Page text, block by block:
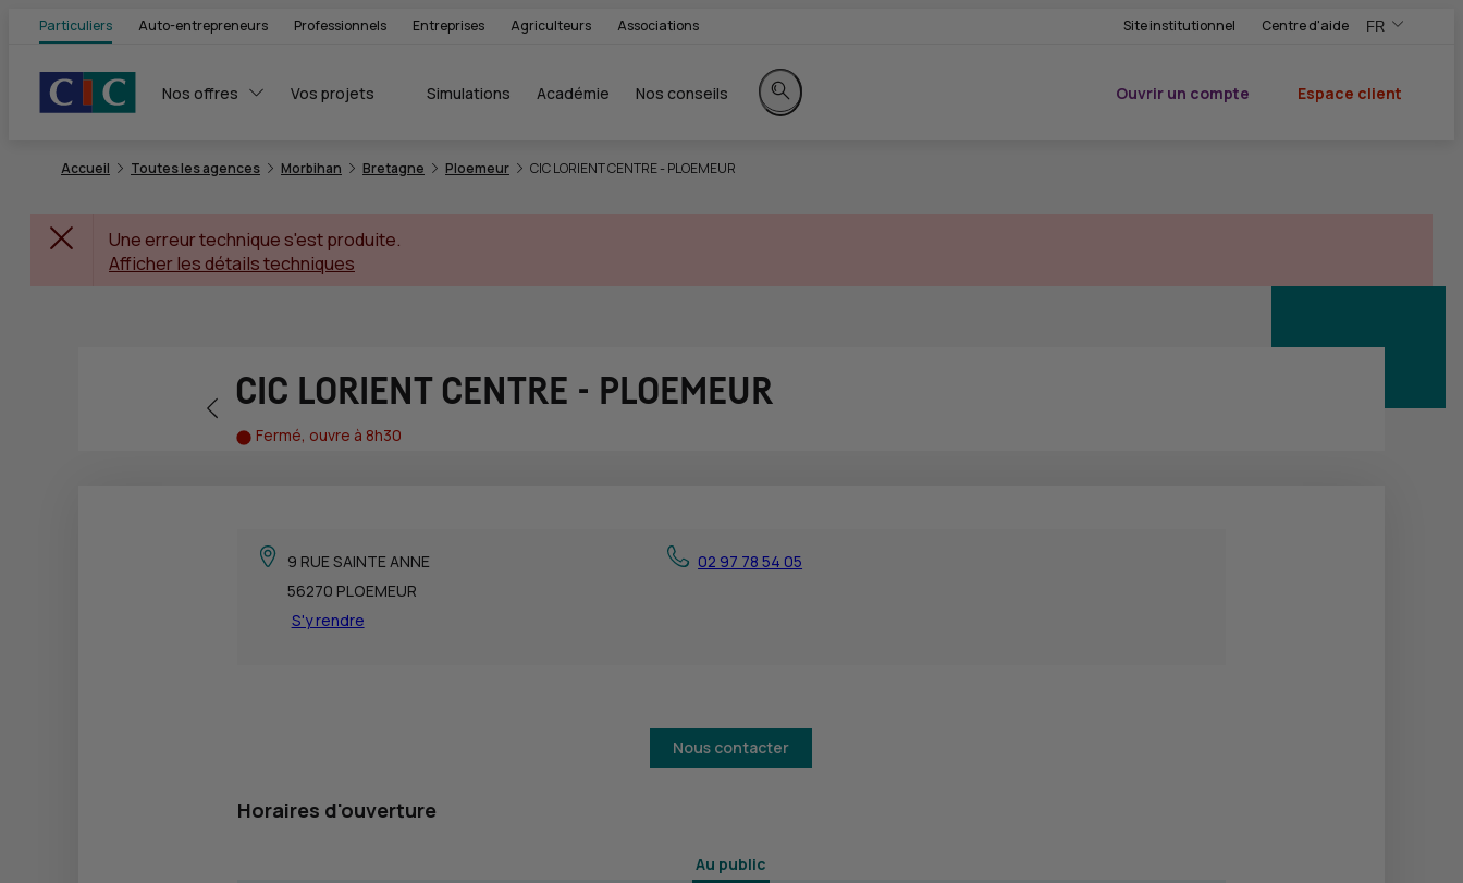
Particuliers Auto-entrepreneurs Professionnels Entreprises Agriculteurs Associations Site institutionnel Centre d'aide FR
,Version
,Changer de
Nos offres Vos projets Simulations Académie Nos conseils
Rechercher sur le site
Ouvrir un compte
Espace client
Accueil Toutes les agences Morbihan Bretagne Ploemeur CIC LORIENT CENTRE - PLOEMEUR
Une erreur technique s'est produite.
Afficher les détails techniques
Retour vers la page précédente
CIC LORIENT CENTRE - PLOEMEUR
Fermé, ouvre à 8h30
9 RUE SAINTE ANNE
56270 PLOEMEUR
S'y rendre
02 97 78 54 05
Nous contacter
Horaires d'ouverture
Au public